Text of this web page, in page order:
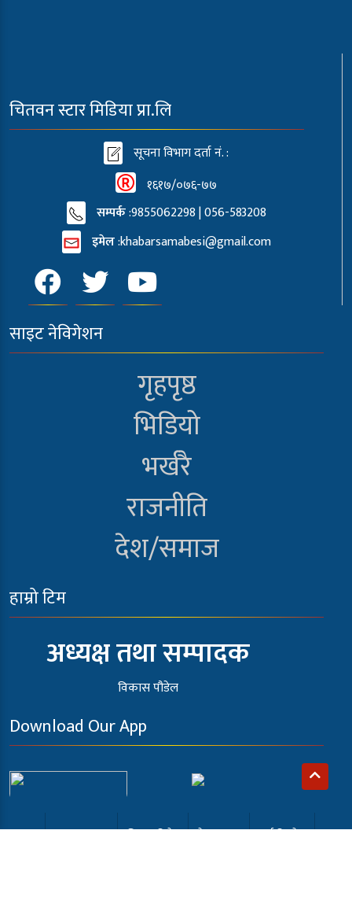
चितवन स्टार मिडिया प्रा.लि
सूचना विभाग दर्ता नं. :
१६१७/०७६-७७
सम्पर्क:9855062298 | 056-583208
इमेल:khabarsamabesi@gmail.com
साइट नेविगेशन
गृहपृष्ठ
भिडियो
भर्खरै
राजनीति
देश/समाज
हाम्रो टिम
अध्यक्ष तथा सम्पादक
विकास पौडेल
Download Our App
गृह पृष्ठ प्रमुख समाचार चितवन विशेष देश /समाज अर्थ-विजनेस